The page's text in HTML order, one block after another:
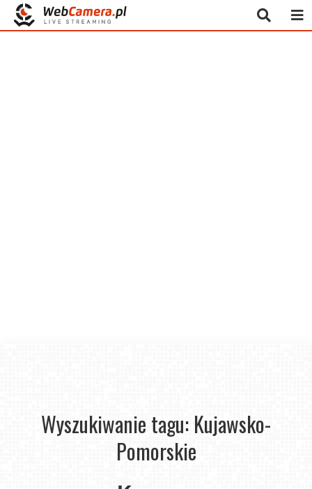
Wyszukiwanie tagu: Kujawsko-
Pomorskie